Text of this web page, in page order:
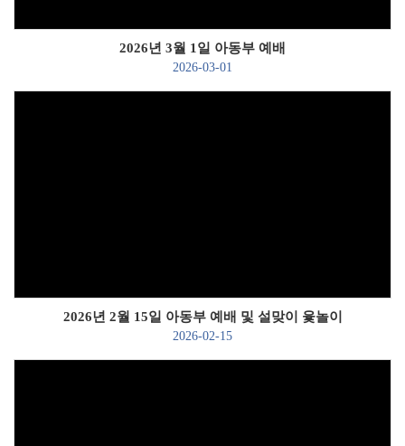
2026년 3월 1일 아동부 예배
2026-03-01
2026년 2월 15일 아동부 예배 및 설맞이 윷놀이
2026-02-15